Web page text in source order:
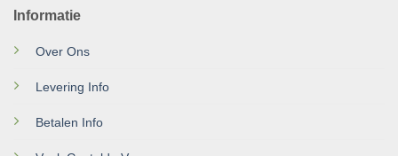
Informatie
Over Ons
Levering Info
Betalen Info